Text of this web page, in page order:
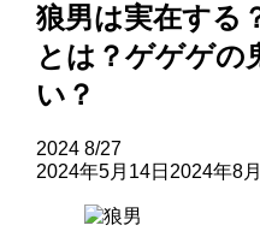
狼男は実在する
とは？ゲゲゲの
い？
2024 8/27
2024年5月14日 2024年8